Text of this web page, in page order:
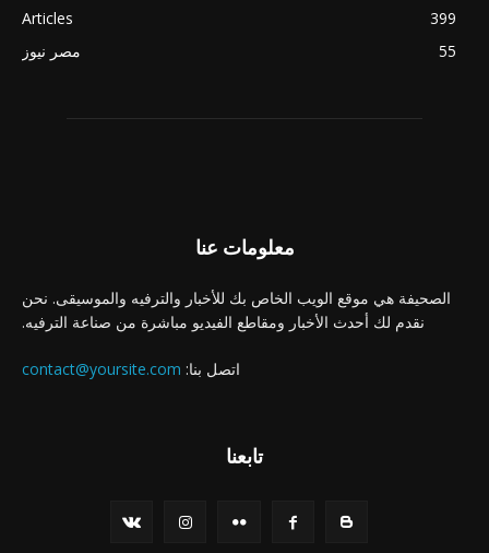
Articles
399
مصر نيوز
55
معلومات عنا
الصحيفة هي موقع الويب الخاص بك للأخبار والترفيه والموسيقى. نحن
نقدم لك أحدث الأخبار ومقاطع الفيديو مباشرة من صناعة الترفيه.
اتصل بنا: contact@yoursite.com
تابعنا